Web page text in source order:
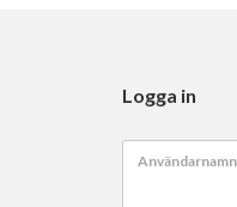
Logga in
Användarnamn